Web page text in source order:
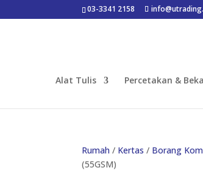
03-3341 2158
Alat Tulis Percetakan &
Rumah / Kertas / Borang
(55GSM)